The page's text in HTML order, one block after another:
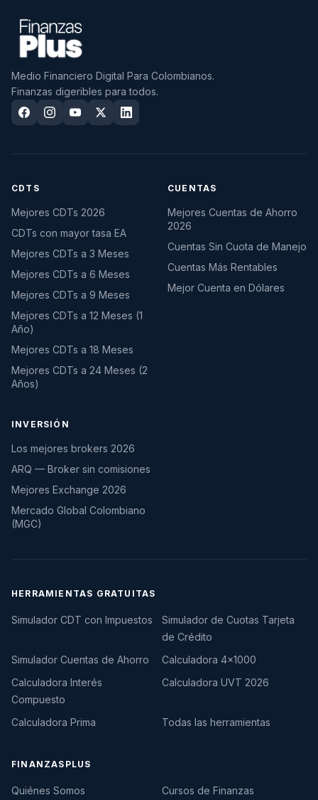
Medio Financiero Digital Para Colombianos.
Finanzas digeribles para todos.
CDTS
Mejores CDTs 2026
CDTs con mayor tasa EA
Mejores CDTs a 3 Meses
Mejores CDTs a 6 Meses
Mejores CDTs a 9 Meses
Mejores CDTs a 12 Meses (1
Año)
Mejores CDTs a 18 Meses
Mejores CDTs a 24 Meses (2
Años)
CUENTAS
Mejores Cuentas de Ahorro
2026
Cuentas Sin Cuota de Manejo
Cuentas Más Rentables
Mejor Cuenta en Dólares
INVERSIÓN
Los mejores brokers 2026
ARQ — Broker sin comisiones
Mejores Exchange 2026
Mercado Global Colombiano
(MGC)
HERRAMIENTAS GRATUITAS
Simulador CDT con Impuestos
Simulador de Cuotas Tarjeta
de Crédito
Simulador Cuentas de Ahorro
Calculadora 4×1000
Calculadora Interés
Compuesto
Calculadora UVT 2026
Calculadora Prima Todas las herramientas
FINANZASPLUS
Quiénes Somos Cursos de Finanzas